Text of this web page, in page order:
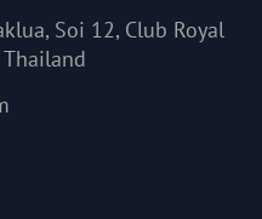
Soi 12, Club Royal
Thailand